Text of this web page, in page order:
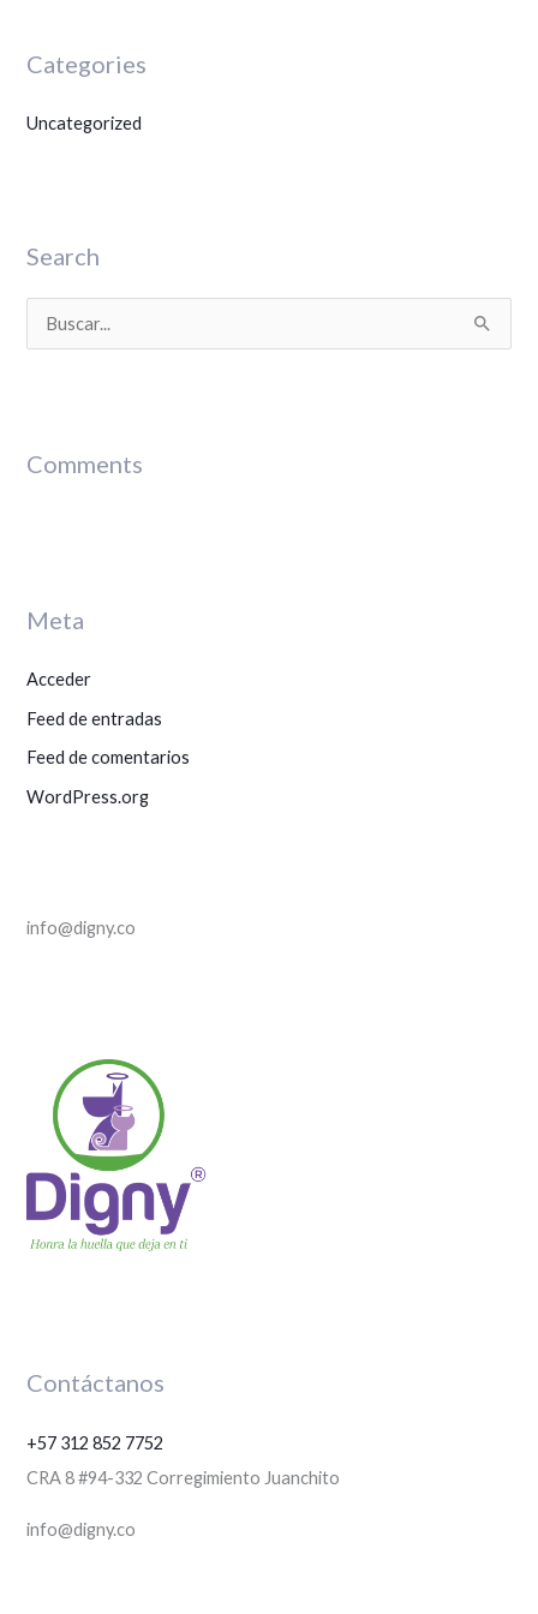
Categories
Uncategorized
Search
a
r
Comments
Meta
Acceder
Feed de entradas
Feed de comentarios
WordPress.org
info@digny.co
Contáctanos
+57 312 852 7752
CRA 8 #94-332 Corregimiento Juanchito
info@digny.co